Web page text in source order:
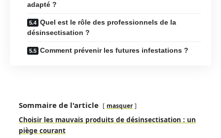
adapté ?
Quel est le rôle des professionnels de la
désinsectisation ?
Comment prévenir les futures infestations ?
Sommaire de l'article masquer
Choisir les mauvais produits de désinsectisation : un
piège courant